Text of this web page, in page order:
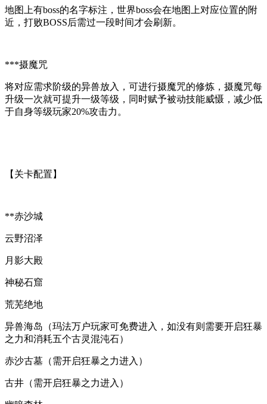
地图上有boss的名字标注，世界boss会在地图上对应位置的附
近，打败BOSS后需过一段时间才会刷新。
***摄魔咒
将对应需求阶级的异兽放入，可进行摄魔咒的修炼，摄魔咒每
升级一次就可提升一级等级，同时赋予被动技能威慑，减少低
于自身等级玩家20%攻击力。
【关卡配置】
**赤沙城
云野沼泽
月影大殿
神秘石窟
荒芜绝地
异兽海岛（玛法万户玩家可免费进入，如没有则需要开启狂暴
之力和消耗五个古灵混沌石）
赤沙古墓（需开启狂暴之力进入）
古井（需开启狂暴之力进入）